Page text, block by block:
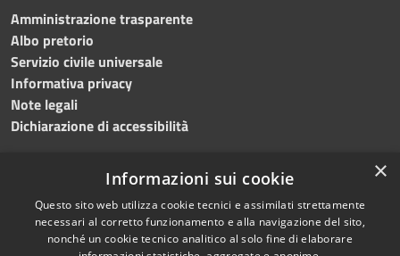
Amministrazione trasparente
Albo pretorio
Servizio civile universale
Informativa privacy
Note legali
Dichiarazione di accessibilità
RSS
Accessibilità
Copyright © 2023 •
Comune di Noicàttaro
×
Informazioni sui cookie
Questo sito web utilizza cookie tecnici e assimilati strettamente
necessari al corretto funzionamento e alla navigazione del sito,
nonché un cookie tecnico analitico al solo fine di elaborare